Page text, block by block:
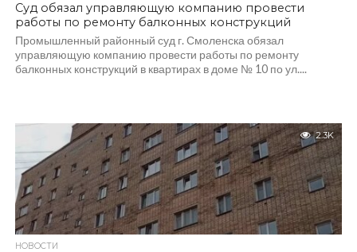
Суд обязал управляющую компанию провести
работы по ремонту балконных конструкций
Промышленный районный суд г. Смоленска обязал
управляющую компанию провести работы по ремонту
балконных конструкций в квартирах в доме № 10 по ул....
2.3K
НОВОСТИ